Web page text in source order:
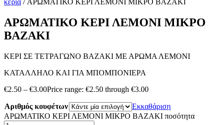
κεριά / ΑΡΩΜΑΤΙΚΟ ΚΕΡΙ ΛΕΜΟΝΙ ΜΙΚΡΟ ΒΑΖΑΚΙ
ΑΡΩΜΑΤΙΚΟ ΚΕΡΙ ΛΕΜΟΝΙ ΜΙΚΡΟ
ΒΑΖΑΚΙ
ΚΕΡΙ ΣΕ ΤΕΤΡΑΓΩΝΟ ΒΑΖΑΚΙ ΜΕ ΑΡΩΜΑ ΛΕΜΟΝΙ
ΚΑΤΑΛΛΗΛΟ ΚΑΙ ΓΙΑ ΜΠΟΜΠΟΝΙΕΡΑ
€2.50 – €3.00Price range: €2.50 through €3.00
Αριθμός κουφέτων
Εκκαθάριση
ΑΡΩΜΑΤΙΚΟ ΚΕΡΙ ΛΕΜΟΝΙ ΜΙΚΡΟ ΒΑΖΑΚΙ ποσότητα